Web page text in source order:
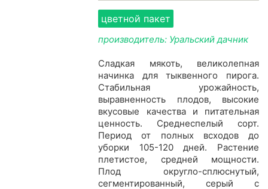
цветной пакет
производитель: Уральский дачник
Сладкая мякоть, великолепная
начинка для тыквенного пирога.
Стабильная урожайность,
выравненность плодов, высокие
вкусовые качества и питательная
ценность. Среднеспелый сорт.
Период от полных всходов до
уборки 105-120 дней. Растение
плетистое, средней мощности.
Плод округло-сплюснутый,
сегментированный, серый с